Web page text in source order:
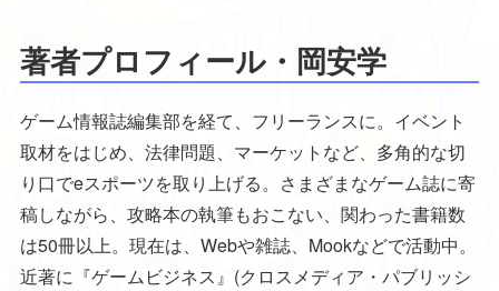
著者プロフィール・岡安学
ゲーム情報誌編集部を経て、フリーランスに。イベント
取材をはじめ、法律問題、マーケットなど、多角的な切
り口でeスポーツを取り上げる。さまざまなゲーム誌に寄
稿しながら、攻略本の執筆もおこない、関わった書籍数
は50冊以上。現在は、Webや雑誌、Mookなどで活動中。
近著に『ゲームビジネス』(クロスメディア・パブリッシ